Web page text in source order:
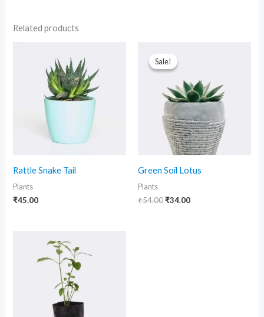
Related products
Rattle Snake Tail
Plants
₹45.00
Sale!
Sale!
Green Soil Lotus
Plants
₹54.00
price
was:
₹34.00